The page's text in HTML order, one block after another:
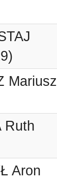
Mariusz
Ruth
Aron